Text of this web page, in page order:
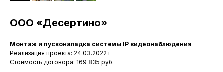
ООО «Десертино»
Монтаж и пусконаладка системы IP видеонаблюдения
Реализация проекта: 24.03.2022 г.
Стоимость договора: 169 835 руб.